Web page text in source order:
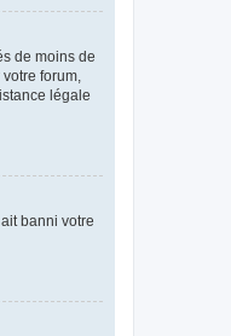
de moins de
forum,
légale
banni votre